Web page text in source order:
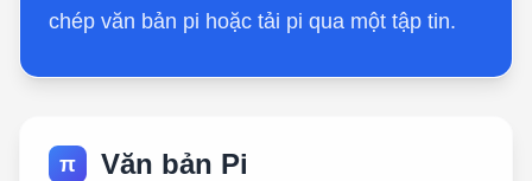
chép văn bản pi hoặc tải pi qua một tập tin.
π Văn bản Pi